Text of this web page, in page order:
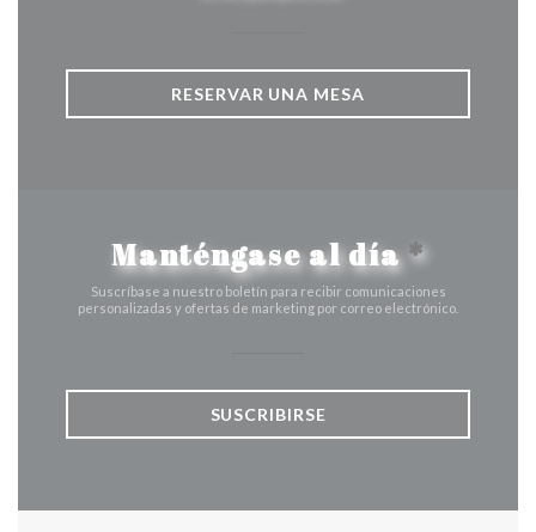
RESERVAR UNA MESA
Manténgase al día*
Suscríbase a nuestro boletín para recibir comunicaciones
personalizadas y ofertas de marketing por correo electrónico.
SUSCRIBIRSE